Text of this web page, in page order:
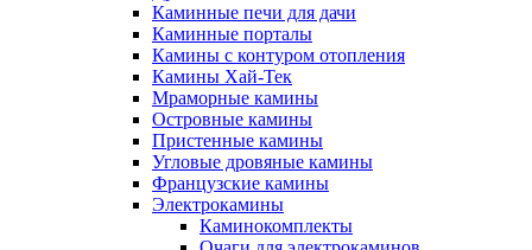
Каминные печи для дачи
Каминные порталы
Камины с контуром отопления
Камины Хай-Тек
Мраморные камины
Островные камины
Пристенные камины
Угловые дровяные камины
Французские камины
Электрокамины
Каминокомплекты